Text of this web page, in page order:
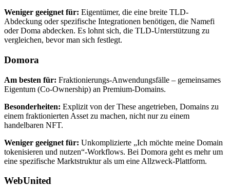
Weniger geeignet für: Eigentümer, die eine breite TLD-
Abdeckung oder spezifische Integrationen benötigen, die Namefi
oder Doma abdecken. Es lohnt sich, die TLD-Unterstützung zu
vergleichen, bevor man sich festlegt.
Domora
Am besten für: Fraktionierungs-Anwendungsfälle – gemeinsames
Eigentum (Co-Ownership) an Premium-Domains.
Besonderheiten: Explizit von der These angetrieben, Domains zu
einem fraktionierten Asset zu machen, nicht nur zu einem
handelbaren NFT.
Weniger geeignet für: Unkomplizierte „Ich möchte meine Domain
tokenisieren und nutzen“-Workflows. Bei Domora geht es mehr um
eine spezifische Marktstruktur als um eine Allzweck-Plattform.
WebUnited